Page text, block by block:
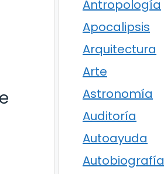
Antropología
Apocalipsis
Arquitectura
Arte
Astronomía
Auditoría
Autoayuda
Autobiografía